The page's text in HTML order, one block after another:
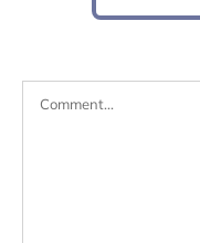
Comment